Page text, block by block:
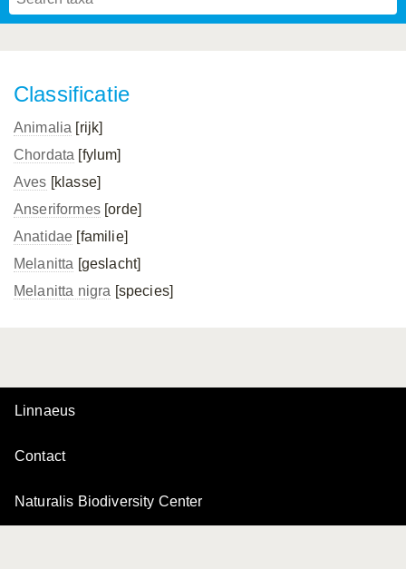
Classificatie
Animalia [rijk]
Chordata [fylum]
Aves [klasse]
Anseriformes[orde]
Anatidae [familie]
Melanitta [geslacht]
Melanitta nigra [species]
Linnaeus
Contact
Naturalis Biodiversity Center